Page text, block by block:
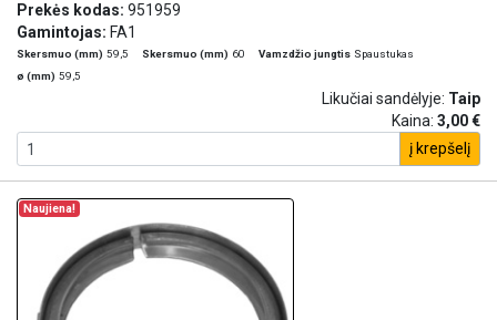
Prekės kodas: 951959
Gamintojas: FA1
Skersmuo (mm) 59,5 Skersmuo (mm) 60 Vamzdžio jungtis Spaustukas
ø (mm) 59,5
Likučiai sandėlyje: Taip
Kaina: 3,00 €
į krepšelį
Naujiena!